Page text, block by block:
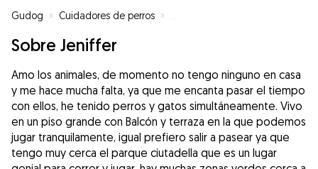
Gudog » Cuidadores de perros »
Sobre Jeniffer
Amo los animales, de momento no tengo ninguno en casa
y me hace mucha falta, ya que me encanta pasar el tiempo
con ellos, he tenido perros y gatos simultáneamente. Vivo
en un piso grande con Balcón y terraza en la que podemos
jugar tranquilamente, igual prefiero salir a pasear ya que
tengo muy cerca el parque ciutadella que es un lugar